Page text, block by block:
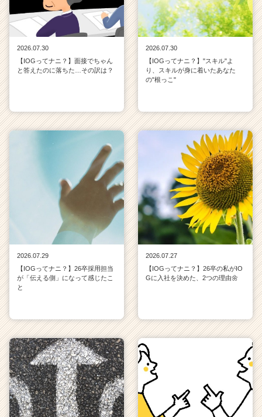
2026.07.30
【IOGってナニ？】面接でちゃん
と答えたのに落ちた…その訳は？
2026.07.30
【IOGってナニ？】"スキル"よ
り、スキルが身に着いたあなた
の"根っこ"
2026.07.29
【IOGってナニ？】26卒採用担当
が「伝える側」になって感じたこ
と
2026.07.27
【IOGってナニ？】26卒の私がIO
Gに入社を決めた、2つの理由🌼